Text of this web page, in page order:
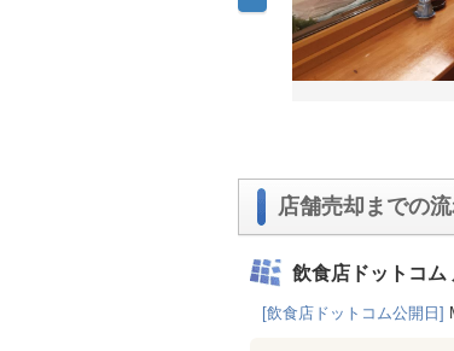
店舗売却までの
飲食店ドットコム
[飲食店ドットコム公開日]